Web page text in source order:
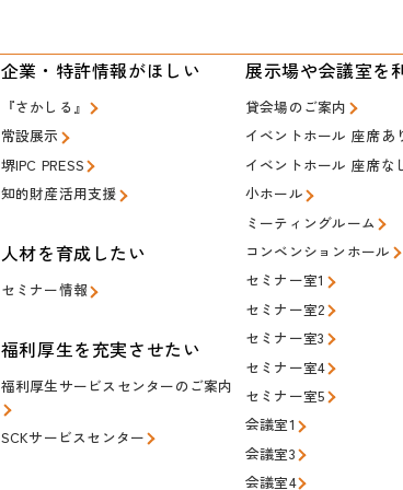
企業・特許情報がほしい
『さかしる』
常設展示
堺IPC PRESS
知的財産活用支援
人材を育成したい
セミナー情報
福利厚生を充実させたい
福利厚生サービスセンターのご案内
SCKサービスセンター
展示場や会議室を
貸会場のご案内
イベントホール 座席あ
イベントホール 座席な
小ホール
ミーティングルーム
コンベンションホール
セミナー室1
セミナー室2
セミナー室3
セミナー室4
セミナー室5
会議室1
会議室3
会議室4